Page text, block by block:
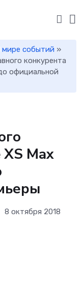
мире событий »
конкурента
официальной
Max
8 октября 2018